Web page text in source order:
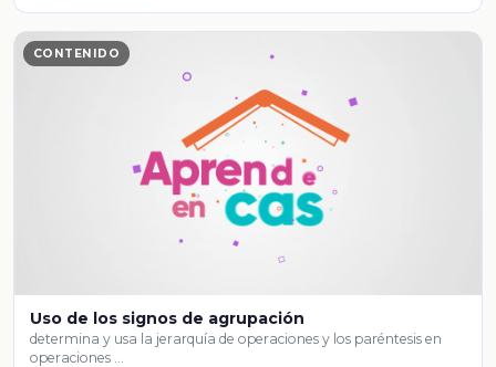
CONTENIDO
Uso de los signos de agrupación
determina y usa la jerarquía de operaciones y los paréntesis en
operaciones …